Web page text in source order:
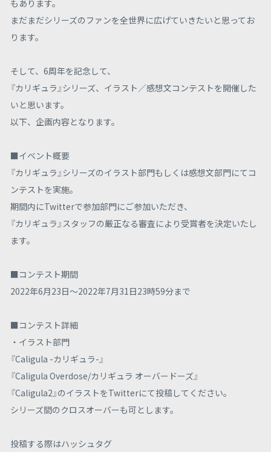
もあります。
まだまだシリーズのファンを全世界に広げていきたいと思ってお
ります。
そして、6周年を記念して、
『カリギュラ』シリーズ、イラスト／感想文コンテストを開催した
いと思います。
以下、企画内容となります。
■イベント概要
『カリギュラ』シリーズのイラスト部門もしくは感想文部門にてコ
ンテストを実施。
期間内にTwitterで参加部門にご参加いただき、
『カリギュラ』スタッフの厳正なる審査により受賞者を決定いたし
ます。
■コンテスト期間
2022年6月23日～2022年7月31日23時59分まで
■コンテスト詳細
・イラスト部門
『Caligula -カリギュラ-』
『Caligula Overdose/カリギュラ オーバードーズ』
『Caligula2』のイラストをTwitterにて投稿してください。
シリーズ間のクロスオーバーも可とします。
投稿する際はハッシュタグ